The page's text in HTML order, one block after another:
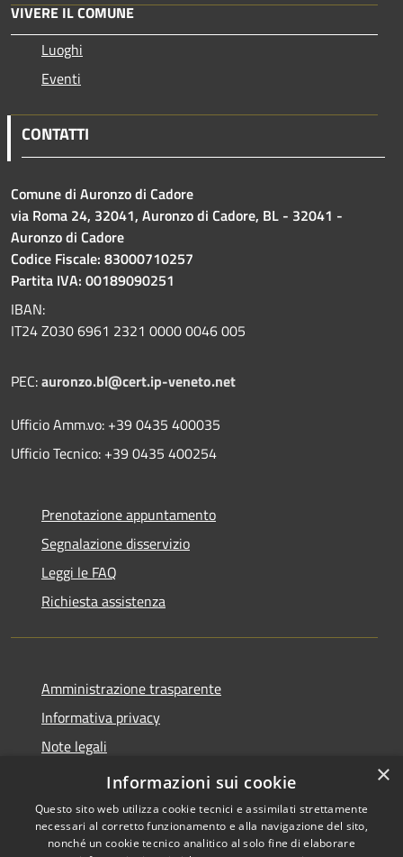
VIVERE IL COMUNE
Luoghi
Eventi
CONTATTI
Comune di Auronzo di Cadore
via Roma 24, 32041, Auronzo di Cadore, BL - 32041 -
Auronzo di Cadore
Codice Fiscale: 83000710257
Partita IVA: 00189090251
IBAN:
IT24 Z030 6961 2321 0000 0046 005
PEC:auronzo.bl@cert.ip-veneto.net
Ufficio Amm.vo: +39 0435 400035
Ufficio Tecnico: +39 0435 400254
Prenotazione appuntamento
Segnalazione disservizio
Leggi le FAQ
Richiesta assistenza
Amministrazione trasparente
Informativa privacy
Note legali
Dichiarazione di accessibilità
×
Informazioni sui cookie
Questo sito web utilizza cookie tecnici e assimilati strettamente
necessari al corretto funzionamento e alla navigazione del sito,
nonché un cookie tecnico analitico al solo fine di elaborare